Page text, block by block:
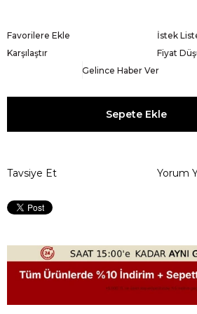
Favorilere Ekle
İstek
Karşılaştır
Fiyat
Gelince Haber Ver
Tavsiye Et Yorum